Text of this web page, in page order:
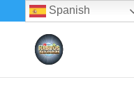
+(505) 8200-1450
Spanish